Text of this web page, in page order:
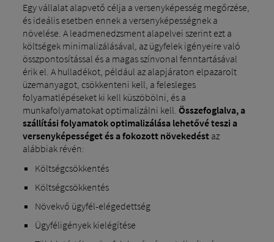
Egy vállalat alapvető célja a versenyképesség megőrzése,
és ideális esetben ennek a versenyképességnek a
növelése. A leadmenedzsment alapelvei szerint ezt a
költségek minimalizálásával, az ügyfelek igényeire való
összpontosítással és a magas színvonal fenntartásával
érik el. A hulladékot, például az alapjáraton elpazarolt
üzemanyagot, csökkenteni kell, a felesleges
folyamatlépéseket ki kell küszöbölni, és a
munkafolyamatokat optimalizálni kell. Összefoglalva, a
szállítási folyamatok optimalizálása lehetővé teszi a
versenyképességet és a fokozott növekedéstaz
alábbiak révén:
Költségcsökkentés
Költségcsökkentés
Növekvő ügyfél-elégedettség
Ügyféligények kielégítése